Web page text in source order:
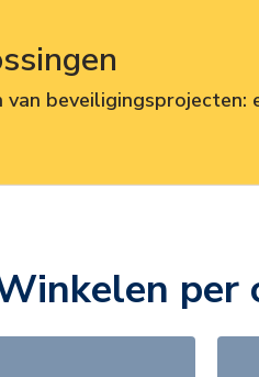
beveiligingsprojecten:
per